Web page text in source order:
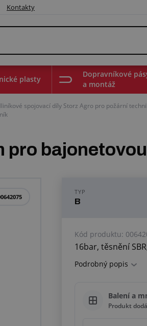
Kontakty
plasty
Dopravníkové
a montáž
spojovací díly Storz Agro pro požární
pro
TYP
B
Kód produktu:
16bar, těsnění
Podrobný popis
Balení a
Produkt